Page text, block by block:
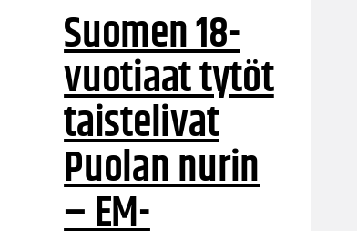
Suomen 18-
vuotiaat tytöt
taistelivat
Puolan nurin
– EM-